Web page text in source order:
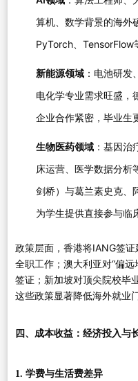
算机、数学背景的海外
PyTorch、TensorFlow
新能源领域：电池研发
电化学专业需求旺盛，
企业合作紧密，毕业生
生物医药领域：基因治
床运营、医学数据分析
剑桥）与葛兰素史克、
为学生提供直接参与临
政策层面，香港将IANG签
全职工作；澳大利亚对“偏
签证；新加坡对顶尖院校毕
这些政策显著降低海外就业
四、成本收益：经济投入与
1. 学费与生活费差异